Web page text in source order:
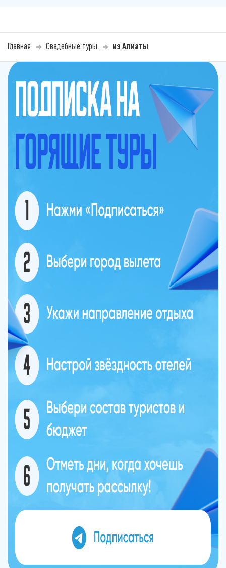
Главная Свадебные туры из Алматы